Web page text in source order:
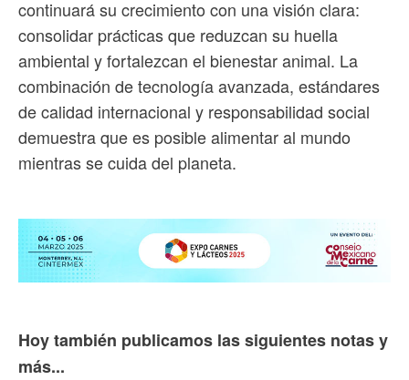
continuará su crecimiento con una visión clara:
consolidar prácticas que reduzcan su huella
ambiental y fortalezcan el bienestar animal. La
combinación de tecnología avanzada, estándares
de calidad internacional y responsabilidad social
demuestra que es posible alimentar al mundo
mientras se cuida del planeta.
Hoy también publicamos las siguientes notas y
más...